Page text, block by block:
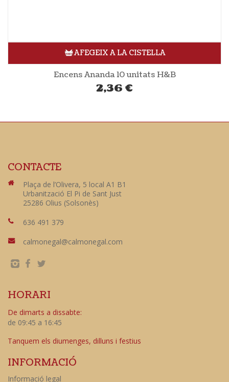
AFEGEIX A LA CISTELLA
Encens Ananda 10 unitats H&B
2,36 €
CONTACTE
Plaça de l’Olivera, 5 local A1 B1
Urbanització El Pi de Sant Just
25286 Olius (Solsonès)
636 491 379
calmonegal@calmonegal.com
HORARI
De dimarts a dissabte:
de 09:45 a 16:45
Tanquem els diumenges, dilluns i festius
INFORMACIÓ
Informació legal